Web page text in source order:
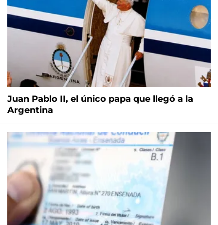
Juan Pablo II, el único papa que llegó a la
Argentina